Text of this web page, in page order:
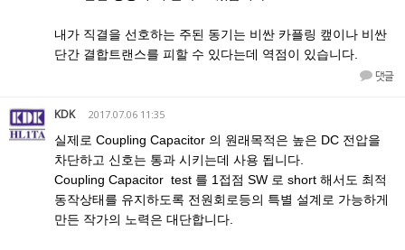
내가 직결을 선호하는 주된 동기는 비싼 카플링 캪이나 비싼
단간 결합트랜스를 피할 수 있다는데 역점이 있습니다.
댓글
KDK 2017.07.06 11:35
실제로 Coupling Capacitor 의 원래목적은 높은 DC 전압을
차단하고 신호는 통과 시키는데 사용 됩니다.
Coupling Capacitor test 를 1접점 SW 로 short 해서도 최적
동작상태를 유지하도록 전원회로등의 특별 설계로 가능하게
만든 작가의 노력은 대단합니다.